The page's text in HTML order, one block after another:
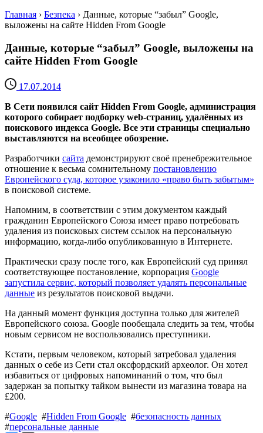
Главная › Безпека › Данные, которые “забыл” Google,
выложены на сайте Hidden From Google
Данные, которые “забыл” Google, выложены на
сайте Hidden From Google
17.07.2014
В Сети появился сайт Hidden From Google, администрация
которого собирает подборку web-страниц, удалённых из
поискового индекса Google. Все эти страницы специально
выставляются на всеобщее обозрение.
Разработчики сайта демонстрируют своё пренебрежительное
отношение к весьма сомнительному постановлению
Европейского суда, которое узаконило «право быть забытым»
в поисковой системе.
Напомним, в соответствии с этим документом каждый
гражданин Европейского Союза имеет право потребовать
удаления из поисковых систем ссылок на персональную
информацию, когда-либо опубликованную в Интернете.
Практически сразу после того, как Европейский суд принял
соответствующее постановление, корпорация Google
запустила сервис, который позволяет удалять персональные
данные из результатов поисковой выдачи.
На данный момент функция доступна только для жителей
Европейского союза. Google пообещала следить за тем, чтобы
новым сервисом не воспользовались преступники.
Кстати, первым человеком, который затребовал удаления
данных о себе из Сети стал оксфордский археолог. Он хотел
избавиться от цифровых напоминаний о том, что был
задержан за попытку тайком вынести из магазина товара на
£200.
#Google #Hidden From Google #безопасность данных
#персональные данные